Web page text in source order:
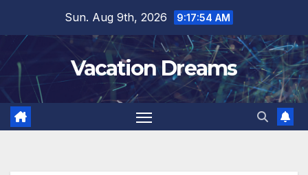
content
Sun. Aug 9th, 2026 9:17:55 AM
Vacation Dreams